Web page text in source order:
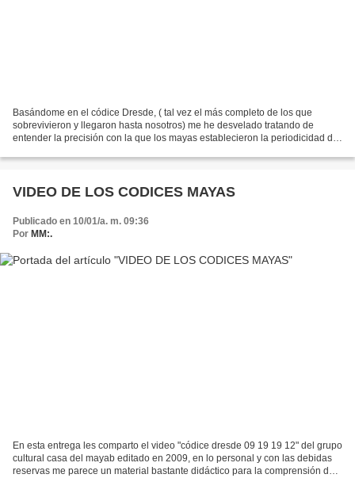
Basándome en el códice Dresde, ( tal vez el más completo de los que
sobrevivieron y llegaron hasta nosotros) me he desvelado tratando de
entender la precisión con la que los mayas establecieron la periodicidad de
VIDEO DE LOS CODICES MAYAS
Publicado en 10/01/a. m. 09:36
Por MM:.
En esta entrega les comparto el video "códice dresde 09 19 19 12" del grupo
cultural casa del mayab editado en 2009, en lo personal y con las debidas
reservas me parece un material bastante didáctico para la comprensión de